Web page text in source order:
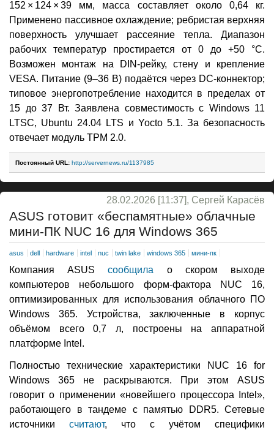
152 × 124 × 39 мм, масса составляет около 0,64 кг.
Применено пассивное охлаждение; ребристая верхняя
поверхность улучшает рассеяние тепла. Диапазон
рабочих температур простирается от 0 до +50 °C.
Возможен монтаж на DIN-рейку, стену и крепление
VESA. Питание (9–36 В) подаётся через DC-коннектор;
типовое энергопотребление находится в пределах от
15 до 37 Вт. Заявлена совместимость с Windows 11
LTSC, Ubuntu 24.04 LTS и Yocto 5.1. За безопасность
отвечает модуль TPM 2.0.
Постоянный URL: http://servernews.ru/1137985
28.02.2026 [11:37], Сергей Карасёв
ASUS готовит «беспамятные» облачные
мини-ПК NUC 16 для Windows 365
asus dell hardware intel nuc twin lake windows 365 мини-пк
Компания ASUSсообщила о скором выходе
компьютеров небольшого форм-фактора NUC 16,
оптимизированных для использования облачного ПО
Windows 365. Устройства, заключенные в корпус
объёмом всего 0,7 л, построены на аппаратной
платформе Intel.
Полностью технические характеристики NUC 16 for
Windows 365 не раскрываются. При этом ASUS
говорит о применении «новейшего процессора Intel»,
работающего в тандеме с памятью DDR5. Сетевые
источники считают, что с учётом специфики